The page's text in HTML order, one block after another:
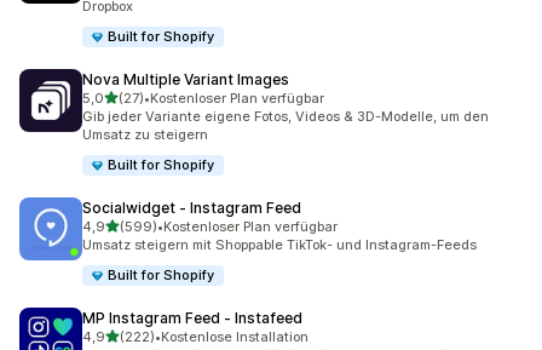
Dropbox
Built for Shopify
Nova Multiple Variant Images
5,0von 5 Sternen
(27)
27 Rezensionen insgesamt
•Kostenloser Plan verfügbar
Gib jeder Variante eigene Fotos, Videos & 3D-Modelle, um den
Umsatz zu steigern
Built for Shopify
Socialwidget ‑ Instagram Feed
4,9von 5 Sternen
(599)
599 Rezensionen insgesamt
•Kostenloser Plan verfügbar
Umsatz steigern mit Shoppable TikTok- und Instagram-Feeds
Built for Shopify
MP Instagram Feed ‑ Instafeed
4,9von 5 Sternen
(222)
222 Rezensionen insgesamt
•Kostenlose Installation